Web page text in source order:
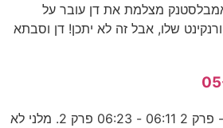
מצלמת את דן עובר על
שלו, אבל זה לא יתכן! דן וסבתא
דן וסבתא- סדרה חדשה - פרק 2 06:11 - 06:23 פרק 2. מלני לא